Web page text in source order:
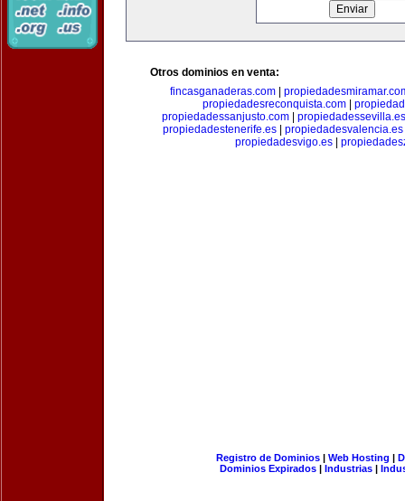
Otros dominios en venta:
fincasganaderas.com
propiedadesreconquista.com
propiedadessanjusto.com| propiedadessevilla.es
propiedadestenerife.es| propiedadesvalencia.es
propiedadesvigo.es|
Registro de Dominios| Web Hosting |
Dominios Expirados | Industrias |